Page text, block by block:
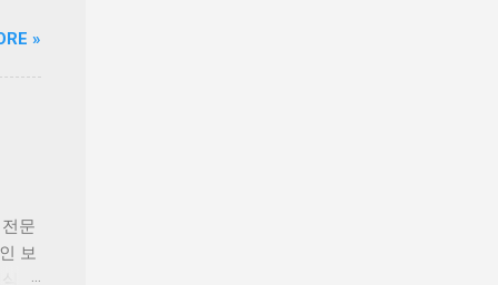
이
시
하
후
하
습
바
.
»
문
보
출